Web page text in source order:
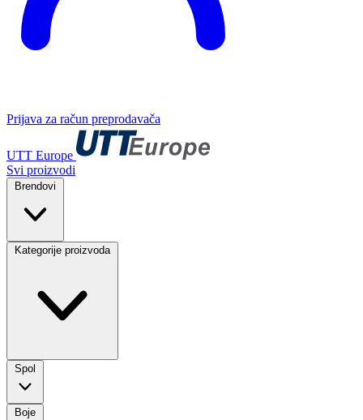
Prijava za račun preprodavača
UTT Europe
Svi proizvodi
Brendovi
Kategorije proizvoda
Spol
Boje